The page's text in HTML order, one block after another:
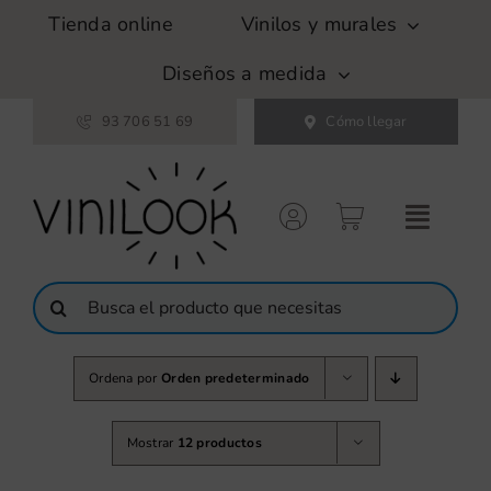
SaltarTienda online
Vinilos y murales
Diseños a medida
93 706 51 69 Cómo llegar
Buscar:
Ordena por Orden predeterminado
Mostrar 12 productos